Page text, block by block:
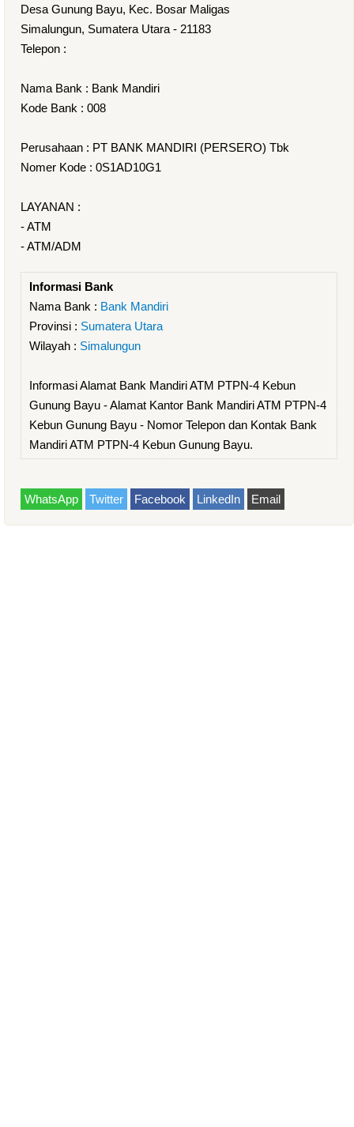
Desa Gunung Bayu, Kec. Bosar Maligas
Simalungun, Sumatera Utara - 21183
Telepon :
Nama Bank : Bank Mandiri
Kode Bank : 008
Perusahaan : PT BANK MANDIRI (PERSERO) Tbk
Nomer Kode : 0S1AD10G1
LAYANAN :
- ATM
- ATM/ADM
Informasi Bank
Nama Bank : Bank Mandiri
Provinsi : Sumatera Utara
Wilayah : Simalungun
Informasi Alamat Bank Mandiri ATM PTPN-4 Kebun
Gunung Bayu - Alamat Kantor Bank Mandiri ATM PTPN-4
Kebun Gunung Bayu - Nomor Telepon dan Kontak Bank
Mandiri ATM PTPN-4 Kebun Gunung Bayu.
WhatsApp Twitter Facebook LinkedIn Email